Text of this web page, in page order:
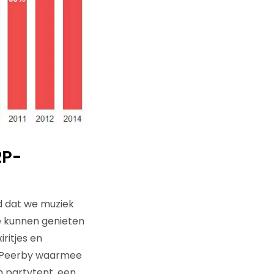
dat we muziek
genieten
en
waarmee